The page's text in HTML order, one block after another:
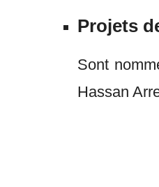
Projets
Sont
Hassan